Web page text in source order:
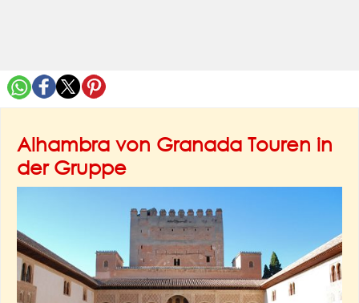
Alhambra von Granada Touren in
der Gruppe